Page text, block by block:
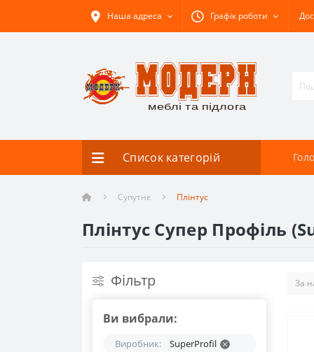
Наша адреса Графік роботи
Список категорій
Супутнє Плінтус
Плінтус Супер Профіль
Фільтр
Ви вибрали:
Виробник: SuperProfil